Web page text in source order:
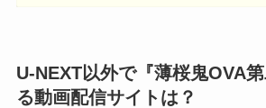
U-NEXT以外で『薄桜鬼OVA
る動画配信サイトは？